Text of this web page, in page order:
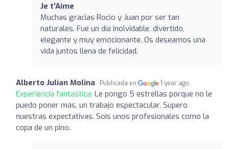
Je t'Aime
Muchas gracias Rocio y Juan por ser tan
naturales. Fue un día inolvidable. divertido,
elegante y muy emocionante. Os deseamos una
vida juntos llena de felicidad.
Alberto Julian Molina Publicada en 1 year ago
Experiencia fantástica: Le pongo 5 estrellas porque no le
puedo poner más, un trabajo espectacular. Supero
nuestras expectativas. Sois unos profesionales como la
copa de un pino.